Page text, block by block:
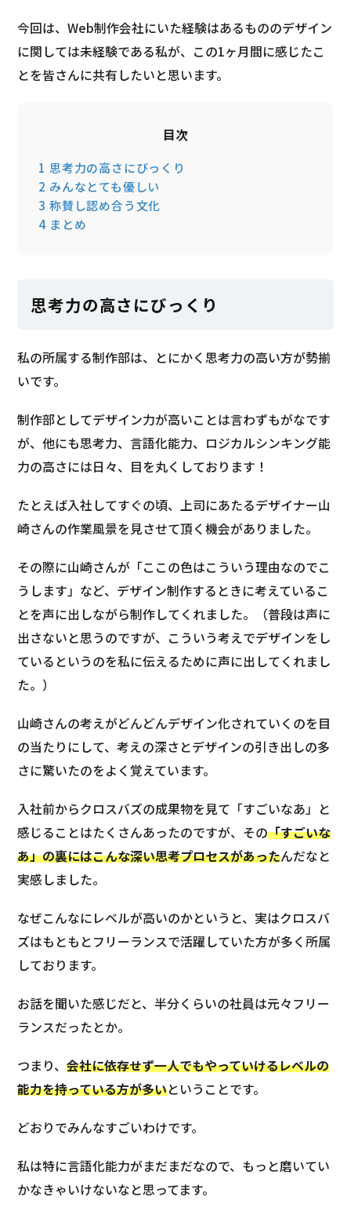
今回は、Web制作会社にいた経験はあるもののデザイン
に関しては未経験である私が、この1ヶ月間に感じたこ
とを皆さんに共有したいと思います。
目次
1 思考力の高さにびっくり
2 みんなとても優しい
3 称賛し認め合う文化
4 まとめ
思考力の高さにびっくり
私の所属する制作部は、とにかく思考力の高い方が勢揃
いです。
制作部としてデザイン力が高いことは言わずもがなです
が、他にも思考力、言語化能力、ロジカルシンキング能
力の高さには日々、目を丸くしております！
たとえば入社してすぐの頃、上司にあたるデザイナー山
崎さんの作業風景を見させて頂く機会がありました。
その際に山崎さんが「ここの色はこういう理由なのでこ
うします」など、デザイン制作するときに考えているこ
とを声に出しながら制作してくれました。（普段は声に
出さないと思うのですが、こういう考えでデザインをし
ているというのを私に伝えるために声に出してくれまし
た。）
山崎さんの考えがどんどんデザイン化されていくのを目
の当たりにして、考えの深さとデザインの引き出しの多
さに驚いたのをよく覚えています。
入社前からクロスバズの成果物を見て「すごいなあ」と
感じることはたくさんあったのですが、その「すごいな
あ」の裏にはこんな深い思考プロセスがあったんだなと
実感しました。
なぜこんなにレベルが高いのかというと、実はクロスバ
ズはもともとフリーランスで活躍していた方が多く所属
しております。
お話を聞いた感じだと、半分くらいの社員は元々フリー
ランスだったとか。
つまり、会社に依存せず一人でもやっていけるレベルの
能力を持っている方が多いということです。
どおりでみんなすごいわけです。
私は特に言語化能力がまだまだなので、もっと磨いてい
かなきゃいけないなと思ってます。